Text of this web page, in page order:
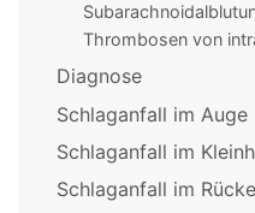
Thrombosen von
Diagnose
Schlaganfall im Auge
Schlaganfall im
Schlaganfall im